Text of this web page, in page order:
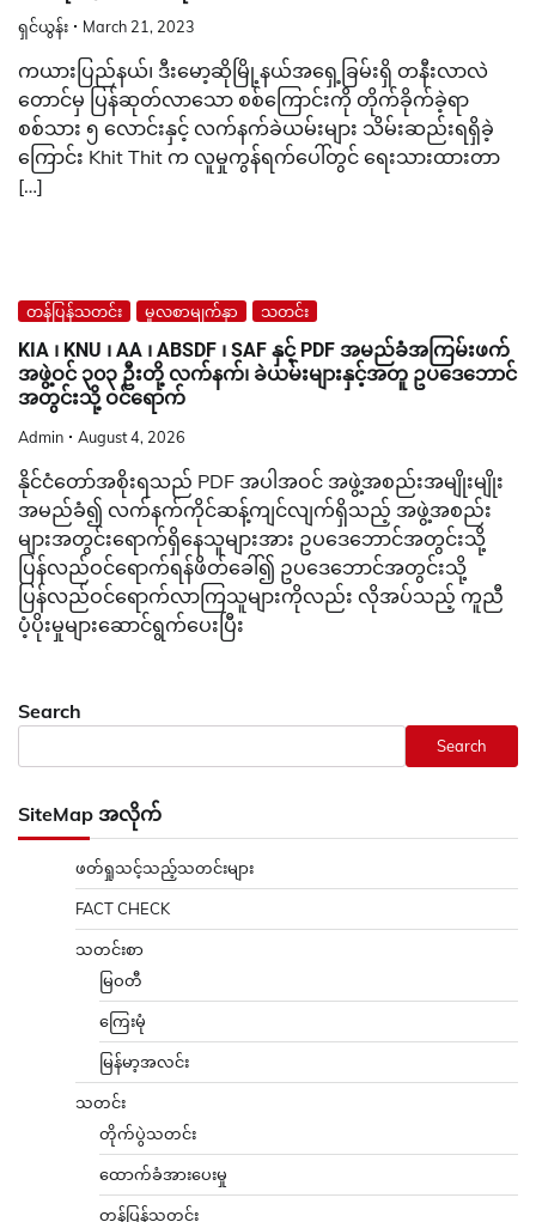
ရှင်ယွန်း March 21, 2023
ကယားပြည်နယ်၊ ဒီးမော့ဆိုမြို့နယ်အရှေ့ခြမ်းရှိ တနီးလာလဲ
တောင်မှ ပြန်ဆုတ်လာသော စစ်ကြောင်းကို တိုက်ခိုက်ခဲ့ရာ
စစ်သား ၅ လောင်းနှင့် လက်နက်ခဲယမ်းများ သိမ်းဆည်းရရှိခဲ့
ကြောင်း Khit Thit က လူမှုကွန်ရက်ပေါ်တွင် ရေးသားထားတာ
[…]
တန်ပြန်သတင်း မူလစာမျက်နှာ သတင်း
KIA ၊ KNU ၊ AA ၊ ABSDF ၊ SAF နှင့် PDF အမည်ခံအကြမ်းဖက်
အဖွဲ့ဝင် ၃၀၃ ဦးတို့ လက်နက်၊ ခဲယမ်းများနှင့်အတူ ဥပဒေဘောင်
အတွင်းသို့ ဝင်ရောက်
Admin August 4, 2026
နိုင်ငံတော်အစိုးရသည် PDF အပါအဝင် အဖွဲ့အစည်းအမျိုးမျိုး
အမည်ခံ၍ လက်နက်ကိုင်ဆန့်ကျင်လျက်ရှိသည့် အဖွဲ့အစည်း
များအတွင်းရောက်ရှိနေသူများအား ဥပဒေဘောင်အတွင်းသို့
ပြန်လည်ဝင်ရောက်ရန်ဖိတ်ခေါ်၍ ဥပဒေဘောင်အတွင်းသို့
ပြန်လည်ဝင်ရောက်လာကြသူများကိုလည်း လိုအပ်သည့် ကူညီ
ပံ့ပိုးမှုများဆောင်ရွက်ပေးပြီး
Search
Search
SiteMap အလိုက်
ဖတ်ရှုသင့်သည့်သတင်းများ
FACT CHECK
သတင်းစာ
မြဝတီ
ကြေးမုံ
မြန်မာ့အလင်း
သတင်း
တိုက်ပွဲသတင်း
ထောက်ခံအားပေးမှု
တန်ပြန်သတင်း